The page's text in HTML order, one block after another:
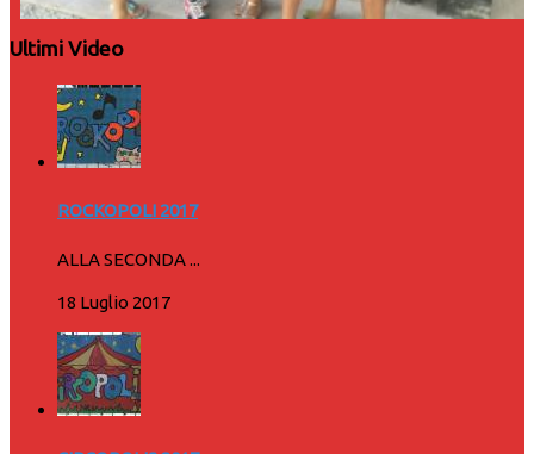
Ultimi Video
ROCKOPOLI 2017
ALLA SECONDA ...
18 Luglio 2017